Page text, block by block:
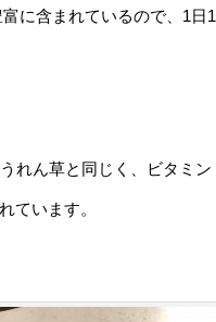
に含まれているので、1日1
れん草と同じく、ビタミン
ています。